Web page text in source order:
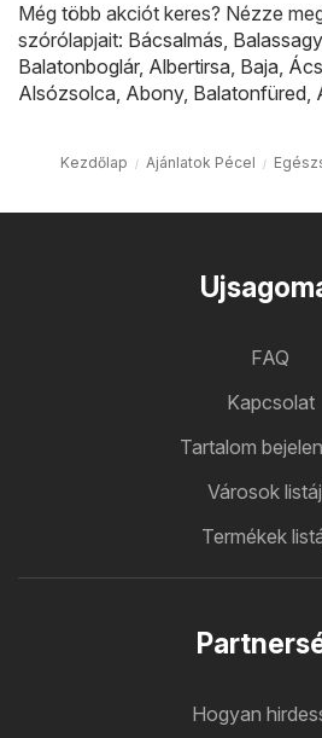
Még több akciót keres? Nézze
szórólapjait: Bácsalmás,
Balatonboglár, Albertirsa, Baja, Ács
Alsózsolca, Abony, Balatonfüred,
Kezdőlap Ajánlatok Pécel
FAQ
Kapcsolat
Tartalom
Városok
Termékek
Hogyan